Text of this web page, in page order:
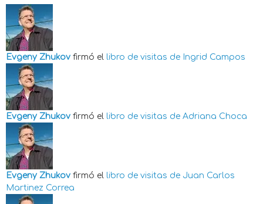
Evgeny Zhukov firmó el libro de visitas de Ingrid Campos
Evgeny Zhukov firmó el libro de visitas de Adriana Choca
Evgeny Zhukov firmó el libro de visitas de Juan Carlos
Martinez Correa